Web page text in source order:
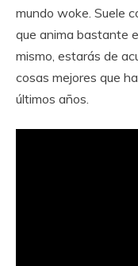
mundo woke. Suele
que anima bastante
mismo, estarás de
cosas mejores que
últimos años.